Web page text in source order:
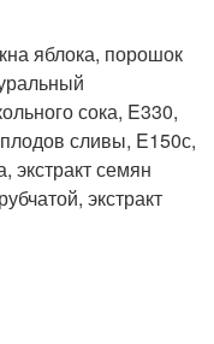
яблока, порошок
сока, E330,
сливы, E150с,
экстракт семян
экстракт